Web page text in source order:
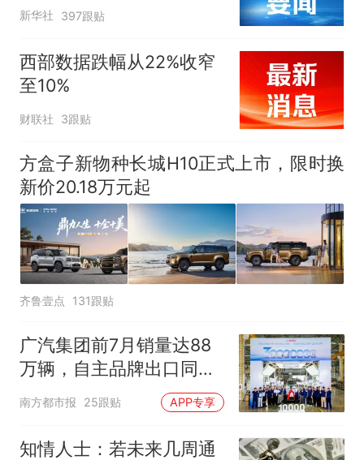
新华社 397跟贴
西部数据跌幅从22%收窄
至10%
财联社 3跟贴
方盒子新物种长城H10正式上市，限时换
新价20.18万元起
齐鲁壹点 131跟贴
广汽集团前7月销量达88
万辆，自主品牌出口同比
增130%
南方都市报 25跟贴 APP专享
知情人士：若未来几周通